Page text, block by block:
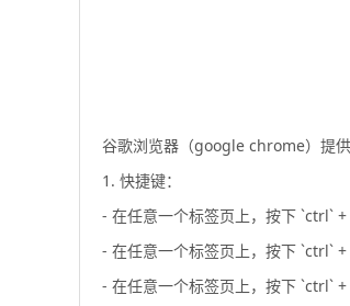
谷歌浏览器（google chrome）提
1. 快捷键：
- 在任意一个标签页上，按下 `ctrl`
- 在任意一个标签页上，按下 `ctrl`
- 在任意一个标签页上，按下 `ctrl`